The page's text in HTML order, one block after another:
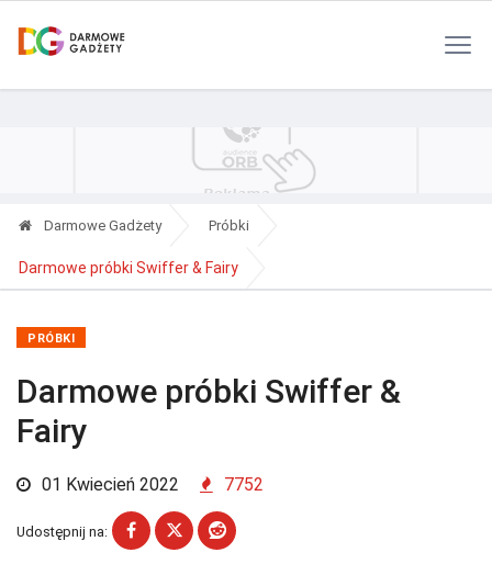
Darmowe Gadżety Próbki
Darmowe próbki Swiffer & Fairy
PRÓBKI
Darmowe próbki Swiffer &
Fairy
01 Kwiecień 2022 7752
Udostępnij na: